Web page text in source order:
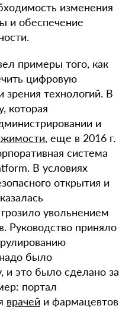
изменения
и обеспечение
примеры того, как
цифровую
технологий. В
которая
и
, еще в 2016 г.
система
В условиях
открытия и
увольнением
Руководство приняло
было
и это было сделано за
портал
врачей и фармацевтов